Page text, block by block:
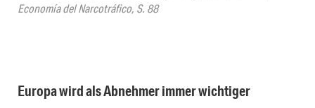
Economía del Narcotráfico, S. 88
Europa wird als Abnehmer immer wichtiger